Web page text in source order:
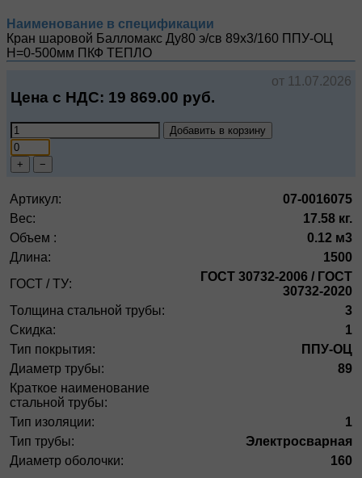
Наименование в спецификации
Кран шаровой Балломакс Ду80 э/св 89х3/160 ППУ-ОЦ
H=0-500мм ПКФ ТЕПЛО
от 11.07.2026
Цена с НДС: 19 869.00 руб.
Добавить в корзину
+ −
Артикул:
07-0016075
Вес:
17.58 кг.
Объем :
0.12 м3
Длина:
1500
ГОСТ / ТУ:
ГОСТ 30732-2006 / ГОСТ
30732-2020
Толщина стальной трубы:
3
Скидка:
1
Тип покрытия:
ППУ-ОЦ
Диаметр трубы:
89
Краткое наименование
стальной трубы:
Тип изоляции:
1
Тип трубы:
Электросварная
Диаметр оболочки:
160